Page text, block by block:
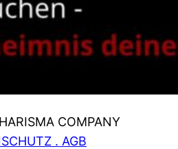
COMPANY
. AGB